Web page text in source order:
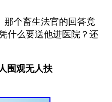
那个畜生法官的回答竟
什么要送他进医院？还
围观无人扶